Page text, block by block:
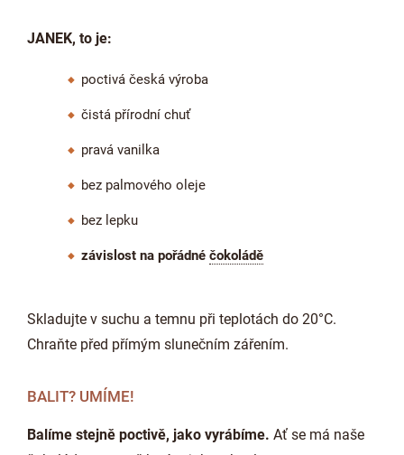
JANEK, to je:
poctivá česká výroba
čistá přírodní chuť
pravá vanilka
bez palmového oleje
bez lepku
závislost na pořádné čokoládě
Skladujte v suchu a temnu při teplotách do 20°C.
Chraňte před přímým slunečním zářením.
BALIT? UMÍME!
Balíme stejně poctivě, jako vyrábíme. Ať se má naše